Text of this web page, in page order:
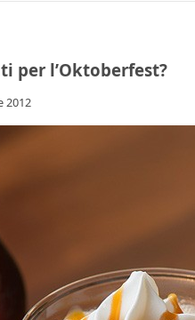
per l’Oktoberfest?
2012